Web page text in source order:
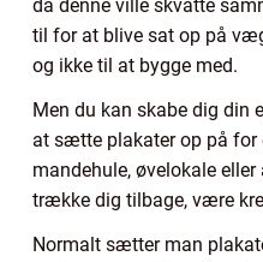
da denne ville skvatte
til for at blive sat op på
og ikke til at bygge med.
Men du kan skabe dig din
at sætte plakater op på for
mandehule, øvelokale
trække dig tilbage, være
Normalt sætter man